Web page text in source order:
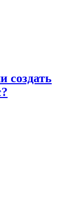
создать